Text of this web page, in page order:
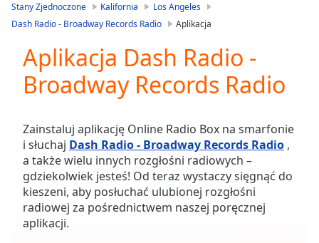
loading.
Video
Play
Skip
Backward
Mute
Current
Time 0:00
Duration-:-
Loaded:
0.00%
Stany Zjednoczone Kalifornia
Los Angeles
Dash Radio - Broadway Records Radio
Aplikacja
Aplikacja Dash Radio -
Broadway Records Radio
Zainstaluj aplikację Online Radio Box na smarfonie
i słuchaj Dash Radio - Broadway Records Radio ,
a także wielu innych rozgłośni radiowych –
gdziekolwiek jesteś! Od teraz wystaczy sięgnąć do
kieszeni, aby posłuchać ulubionej rozgłośni
radiowej za pośrednictwem naszej poręcznej
aplikacji.